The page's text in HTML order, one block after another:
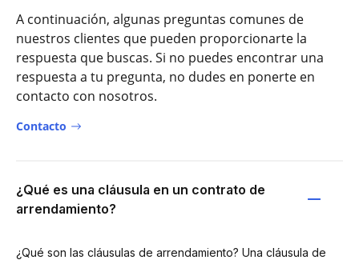
A continuación, algunas preguntas comunes de
nuestros clientes que pueden proporcionarte la
respuesta que buscas. Si no puedes encontrar una
respuesta a tu pregunta, no dudes en ponerte en
contacto con nosotros.
Contacto
¿Qué es una cláusula en un contrato de
arrendamiento?
¿Qué son las cláusulas de arrendamiento? Una cláusula de